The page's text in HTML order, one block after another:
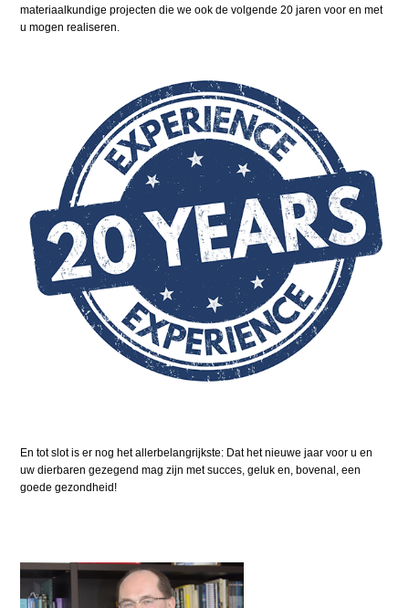
materiaalkundige projecten die we ook de volgende 20 jaren voor en met
u mogen realiseren.
En tot slot is er nog het allerbelangrijkste: Dat het nieuwe jaar voor u en
uw dierbaren gezegend mag zijn met succes, geluk en, bovenal, een
goede gezondheid!